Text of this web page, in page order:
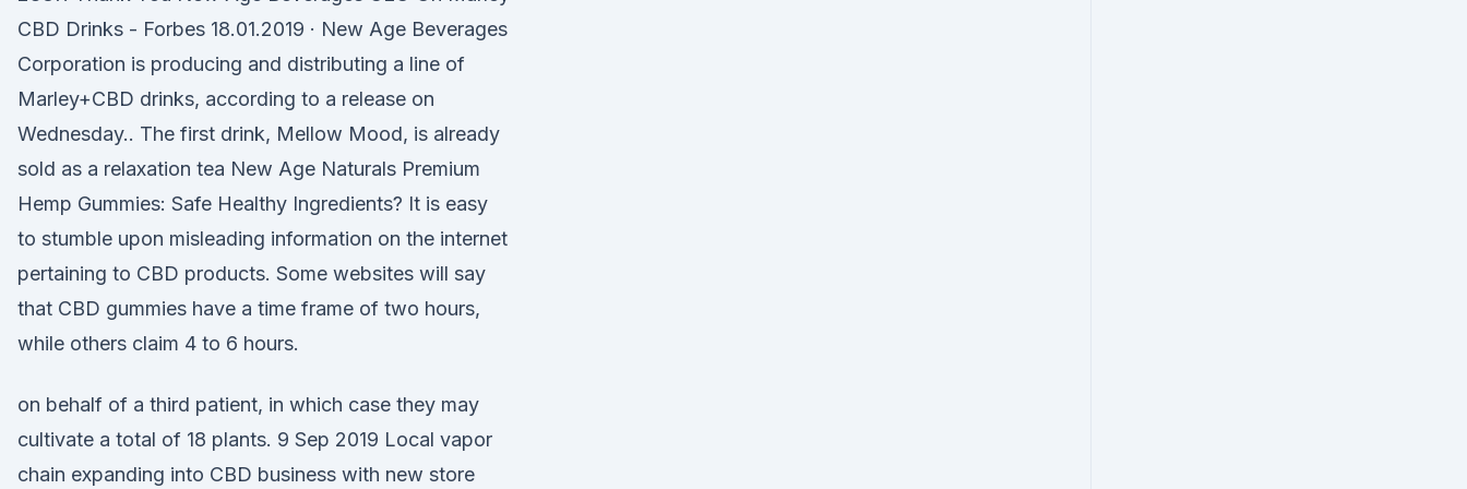
CBD Drinks - Forbes 18.01.2019 · New Age Beverages
Corporation is producing and distributing a line of
Marley+CBD drinks, according to a release on
Wednesday.. The first drink, Mellow Mood, is already
sold as a relaxation tea New Age Naturals Premium
Hemp Gummies: Safe Healthy Ingredients? It is easy
to stumble upon misleading information on the internet
pertaining to CBD products. Some websites will say
that CBD gummies have a time frame of two hours,
while others claim 4 to 6 hours.
on behalf of a third patient, in which case they may
cultivate a total of 18 plants. 9 Sep 2019 Local vapor
chain expanding into CBD business with new store